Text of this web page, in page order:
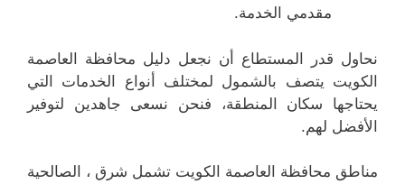
مقدمي الخدمة.
نحاول قدر المستطاع أن نجعل دليل محافظة العاصمة
الكويت يتصف بالشمول لمختلف أنواع الخدمات التي
يحتاجها سكان المنطقة، فنحن نسعى جاهدين لتوفير
الأفضل لهم.
مناطق محافظة العاصمة الكويت تشمل شرق ، الصالحية